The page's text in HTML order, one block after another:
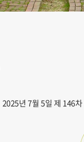
2025년 7월 5일 제 146